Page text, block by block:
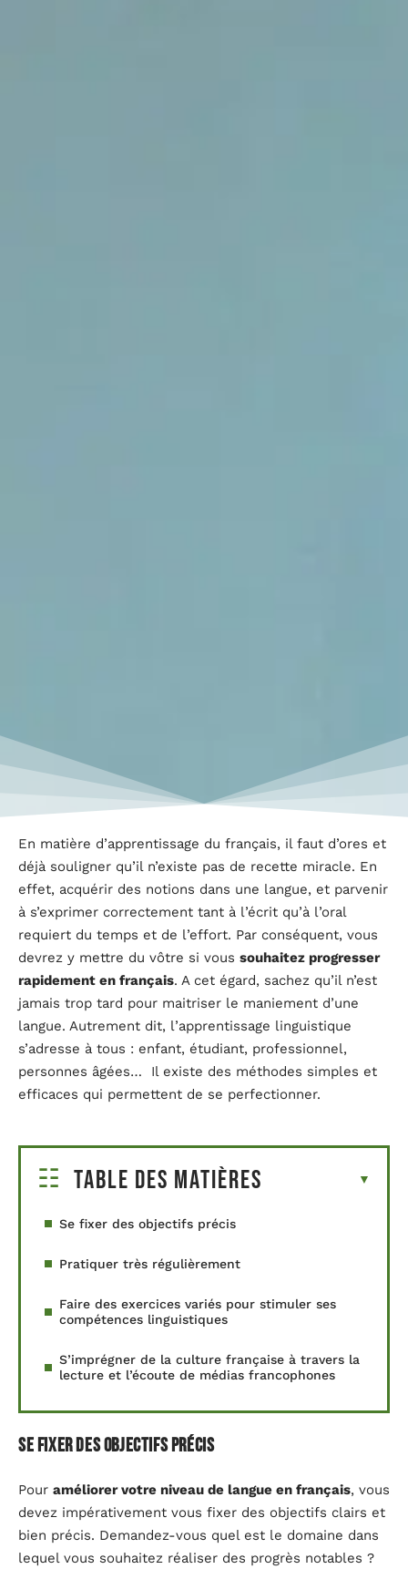
En matière d’apprentissage du français, il faut d’ores et
déjà souligner qu’il n’existe pas de recette miracle. En
effet, acquérir des notions dans une langue, et parvenir
à s’exprimer correctement tant à l’écrit qu’à l’oral
requiert du temps et de l’effort. Par conséquent, vous
devrez y mettre du vôtre si vous souhaitez progresser
rapidement en français. A cet égard, sachez qu’il n’est
jamais trop tard pour maitriser le maniement d’une
langue. Autrement dit, l’apprentissage linguistique
s’adresse à tous : enfant, étudiant, professionnel,
personnes âgées… Il existe des méthodes simples et
efficaces qui permettent de se perfectionner.
Table des matières
Se fixer des objectifs précis
Pratiquer très régulièrement
Faire des exercices variés pour stimuler ses
compétences linguistiques
S’imprégner de la culture française à travers la
lecture et l’écoute de médias francophones
Se fixer des objectifs précis
Pour améliorer votre niveau de langue en français, vous
devez impérativement vous fixer des objectifs clairs et
bien précis. Demandez-vous quel est le domaine dans
lequel vous souhaitez réaliser des progrès notables ?